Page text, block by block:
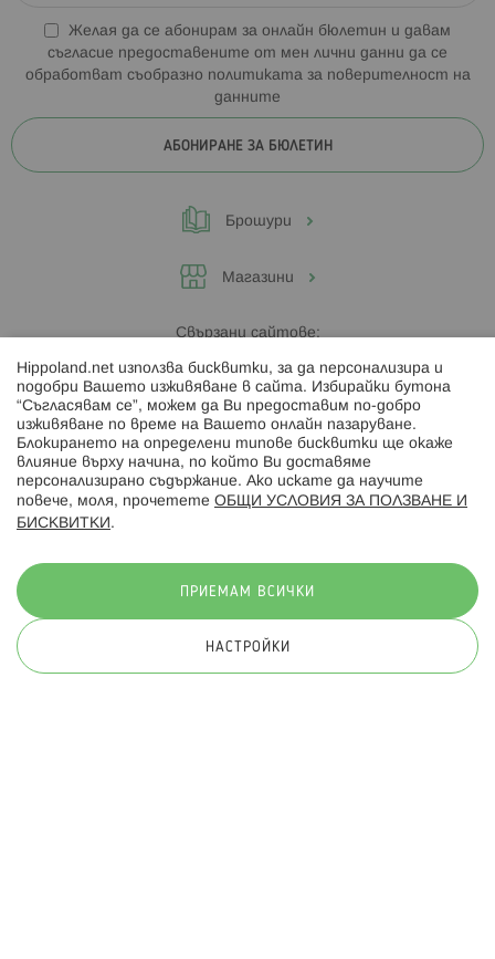
Желая да се абонирам за онлайн бюлетин и давам
съгласие предоставените от мен лични данни да се
обработват съобразно политиката за поверителност на
данните
АБОНИРАНЕ ЗА БЮЛЕТИН
Брошури
Магазини
Свързани сайтове:
Hippoland.ro
Последвайте ни:
© 2026 Hippoland.net. Всички права запазени
Hippoland.net използва бисквитки, за да персонализира и
подобри Вашето изживяване в сайта. Избирайки бутона
“Съгласявам се”, можем да Ви предоставим по-добро
изживяване по време на Вашето онлайн пазаруване.
Блокирането на определени типове бисквитки ще окаже
влияние върху начина, по който Ви доставяме
персонализирано съдържание. Ако искате да научите
повече, моля, прочетете ОБЩИ УСЛОВИЯ ЗА ПОЛЗВАНЕ И
БИСКВИТКИ .
ПРИЕМАМ ВСИЧКИ
НАСТРОЙКИ